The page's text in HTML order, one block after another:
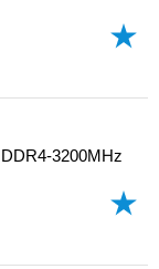
3200MHz